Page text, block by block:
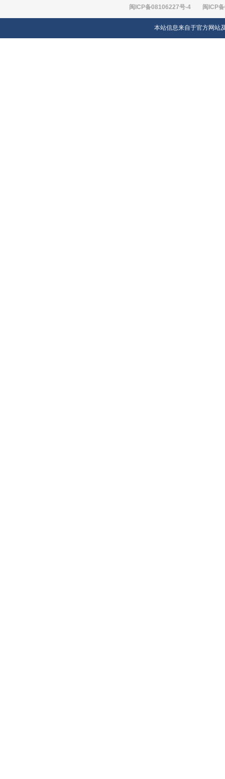
闽ICP备08106227号-4 闽ICP
本站信息来自于官方网站